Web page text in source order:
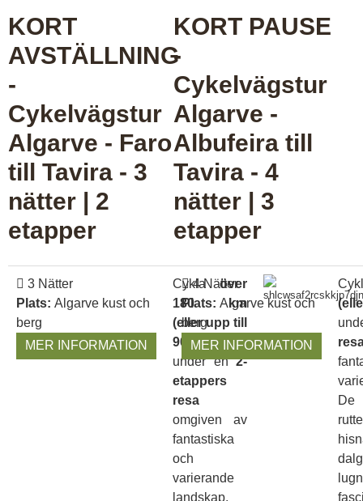
KORT
AVSTÄLLNING
-
Cykelvägstur
Algarve - Faro
till Tavira - 3
nätter | 2
etapper
3 Nätter
Plats: Algarve kust och
berg
MER INFORMATION
Cyklaöver
180 km
(eller upp till
90 km)
under en2-
etappers
resa
omgiven av
fantastiska
och
varierande
landskap.
KORT PAUSE
-
Cykelvägstur
Algarve -
Albufeira till
Tavira - 4
nätter | 3
etapper
4 Nätter
Plats: Algarve kust och
berg
MER INFORMATION
De